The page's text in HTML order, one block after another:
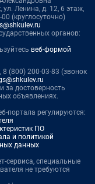
Ленина, д. 12, 6 этаж,
(круглосуточно)
органов:
веб-формой
(800) 200-03-83 (звонок
за достоверность
объявлениях.
портала регулируются:
ПО
и политикой
данных
сервиса, специальные
не требуются